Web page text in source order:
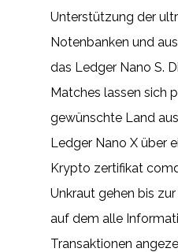
Unterstützung der
Notenbanken und
das Ledger Nano S.
Matches lassen sich
gewünschte Land
Ledger Nano X über
Krypto zertifikat
Unkraut gehen bis
auf dem alle
Transaktionen